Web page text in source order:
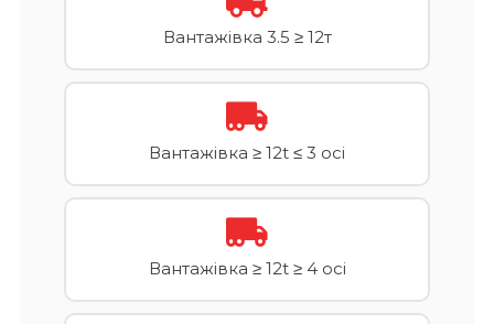
Вантажівка 3.5 ≥ 12т
Вантажівка ≥ 12t ≤ 3 осі
Вантажівка ≥ 12t ≥ 4 осі